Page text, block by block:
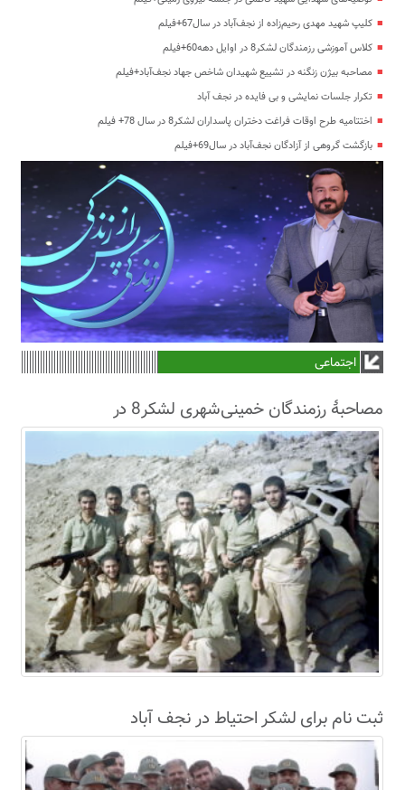
کلیپ شهید مهدی رحیم‌زاده از نجف‌آباد در سال67+فیلم
کلاس آموزشی رزمندگان لشکر8 در اوایل دهه60+فیلم
مصاحبه بیژن زنگنه در تشییع شهیدان شاخص جهاد نجف‌آباد+فیلم
تکرار جلسات نمایشی و بی فایده در نجف آباد
اختتامیه طرح اوقات فراغت دختران پاسداران لشکر8 در سال 78+ فیلم
بازگشت گروهی از آزادگان نجف‌آباد در سال69+فیلم
اجتماعی
مصاحبۀ رزمندگان خمینی‌شهری لشکر8 در
سال63+فیلم
ثبت نام برای لشکر احتیاط در نجف آباد